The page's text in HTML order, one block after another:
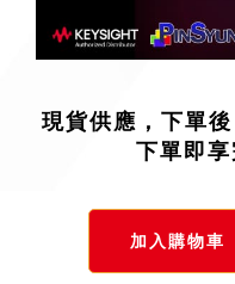
現貨供應，下單
下單即
加入購物車